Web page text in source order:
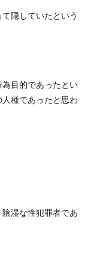
隠していたという
目的であったとい
種であったと思わ
湿な性犯罪者であ